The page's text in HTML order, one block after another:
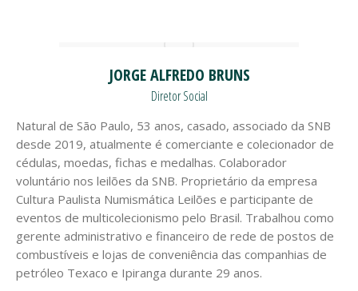
JORGE ALFREDO BRUNS
Diretor Social
Natural de São Paulo, 53 anos, casado, associado da SNB
desde 2019, atualmente é comerciante e colecionador de
cédulas, moedas, fichas e medalhas. Colaborador
voluntário nos leilões da SNB. Proprietário da empresa
Cultura Paulista Numismática Leilões e participante de
eventos de multicolecionismo pelo Brasil. Trabalhou como
gerente administrativo e financeiro de rede de postos de
combustíveis e lojas de conveniência das companhias de
petróleo Texaco e Ipiranga durante 29 anos.